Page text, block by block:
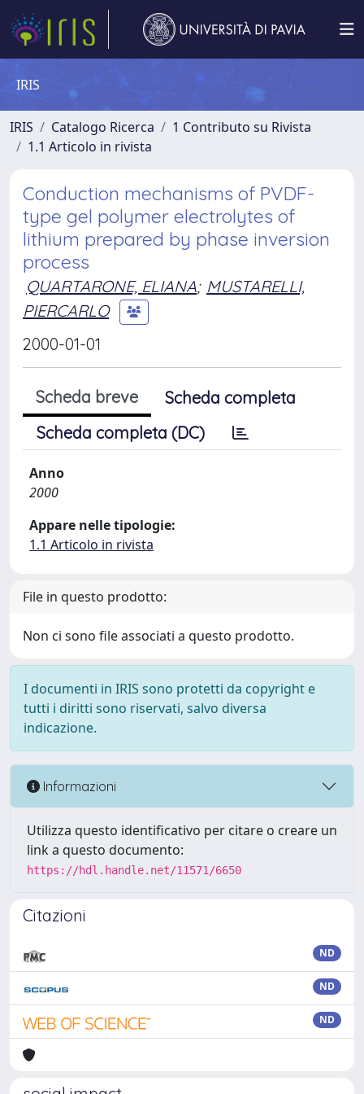
IRIS
IRIS Catalogo Ricerca
1 Contributo su Rivista
1.1 Articolo in rivista
Conduction mechanisms of PVDF-
type gel polymer electrolytes of
lithium prepared by phase inversion
process
QUARTARONE, ELIANA; MUSTARELLI,
PIERCARLO
2000-01-01
Scheda breve
Scheda completa
Scheda completa (DC)
Anno
2000
Appare nelle tipologie:
1.1 Articolo in rivista
File in questo prodotto:
Non ci sono file associati a questo prodotto.
I documenti in IRIS sono protetti da copyright e
tutti i diritti sono riservati, salvo diversa
indicazione.
Informazioni
Utilizza questo identificativo per citare o creare un
link a questo documento:
https://hdl.handle.net/11571/6650
Citazioni
ND
ND
ND